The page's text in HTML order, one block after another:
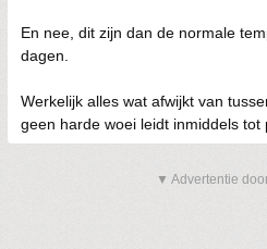
En nee, dit zijn dan de normale
dagen.
Werkelijk alles wat afwijkt van
geen harde woei leidt inmiddels tot
▼ Advertentie